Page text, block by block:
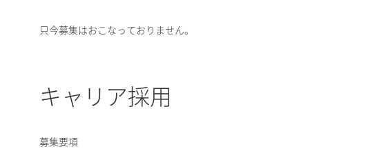
只今募集はおこなっておりません。
キャリア採用
募集要項